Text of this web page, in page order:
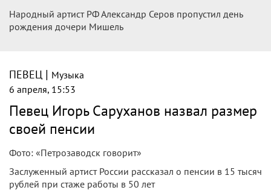
Народный артист РФ Александр Серов пропустил день
рождения дочери Мишель
ПЕВЕЦ | Музыка
6 апреля, 15:53
Певец Игорь Саруханов назвал размер
своей пенсии
Фото: «Петрозаводск говорит»
Заслуженный артист России рассказал о пенсии в 15 тысяч
рублей при стаже работы в 50 лет